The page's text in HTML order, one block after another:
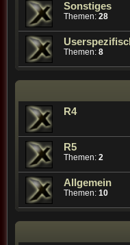
Sonstiges
Themen: 28
Themen: 8
R4
R5
Themen: 2
Allgemein
Themen: 10